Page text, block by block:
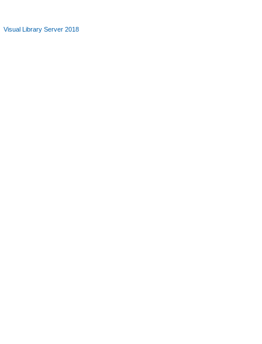
Visual Library Server 2018